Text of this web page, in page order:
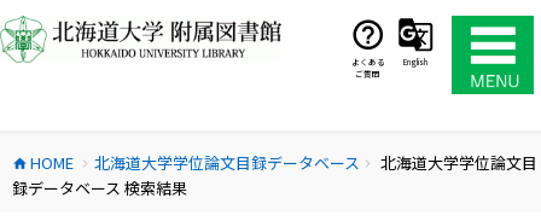
ン
テ
ス
キ
よくある
ご質問
English
home HOME chevron_right 北海道大学学位論文目録データベース chevron_right
北海道大学学位論文目
録データベース 検索結果